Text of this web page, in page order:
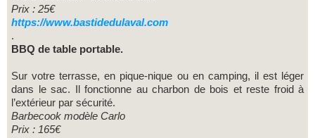
Prix : 25€
https://www.bastidedulaval.com
.
BBQ de table portable.
Sur votre terrasse, en pique-nique ou en camping, il est léger
dans le sac. Il fonctionne au charbon de bois et reste froid à
l’extérieur par sécurité.
Barbecook modèle Carlo
Prix : 165€